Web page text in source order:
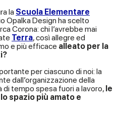
la Scuola Elementare
Opalka Design ha scelto
Corona: chi l’avrebbe mai
Terra, così allegre ed
e più efficace alleato per la
per ciascuno di noi: la
dall’organizzazione della
tempo spesa fuori a lavoro, le
spazio più amato e